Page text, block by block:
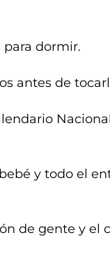
para dormir.
antes de
y todo el
de gente y el